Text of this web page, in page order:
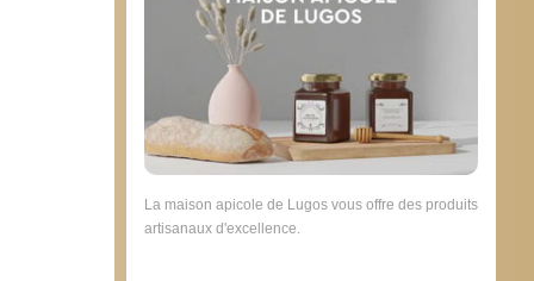
La maison apicole de Lugos vous offre des produits
artisanaux d'excellence.